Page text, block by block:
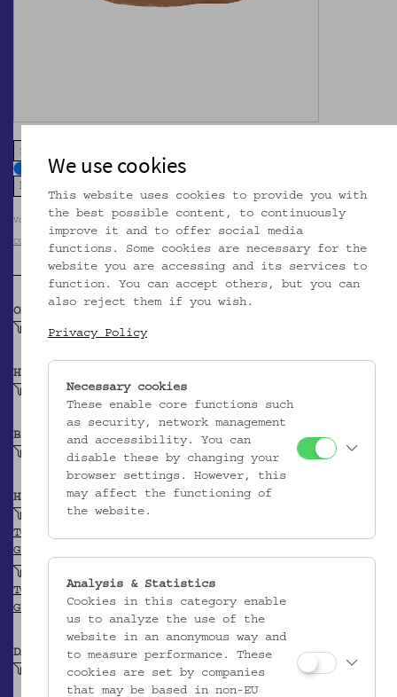
zoom in
Volkskundemuseum Wien / Foto: Christa Knott
CC BY-NC-SA
OBJEKTKLASSE
Räuchergefäß
HERSTELLER/IN
Unbekannt
BEITRAGENDE/R
Krpata, Margit Z
HERKUNFT
TGN
GEONAMES
TGN
GEONAMES
DATIERUNG
Vor 1993
We use cookies
This website uses cookies to provide you with
the best possible content, to continuously
improve it and to offer social media
functions. Some cookies are necessary for the
website you are accessing and its services to
function. You can accept others, but you can
also reject them if you wish.
Privacy Policy
Necessary cookies
These enable core functions such
as security, network management
and accessibility. You can
disable these by changing your
browser settings. However, this
may affect the functioning of
the website.
Analysis & Statistics
Cookies in this category enable
us to analyze the use of the
website in an anonymous way and
to measure performance. These
cookies are set by companies
that may be based in non-EU